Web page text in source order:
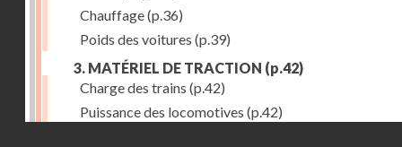
Chauffage(p.36)
Poids des voitures (p.39)
3. MATÉRIEL DE TRACTION (p.42)
Charge des trains (p.42)
Puissance des locomotives (p.42)